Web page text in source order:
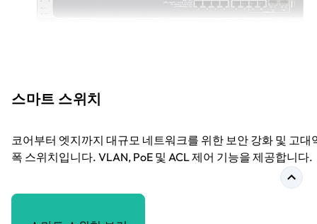
스마트 스위치
코어부터 엣지까지 대규모 네트워크를 위한 보안 강화 및 고대
폭 스위치입니다. VLAN, PoE 및 ACL 제어 기능을 제공합니다.